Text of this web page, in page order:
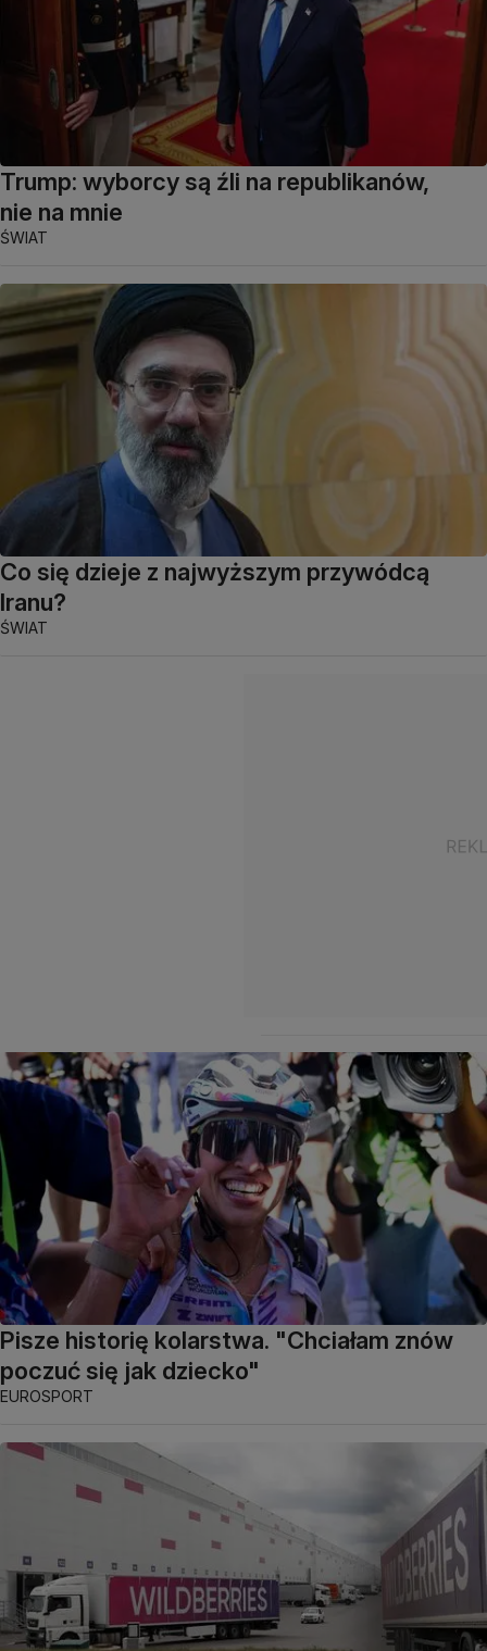
Trump: wyborcy są źli na republikanów,
nie na mnie
ŚWIAT
Co się dzieje z najwyższym przywódcą
Iranu?
ŚWIAT
Pisze historię kolarstwa. "Chciałam znów
poczuć się jak dziecko"
EUROSPORT